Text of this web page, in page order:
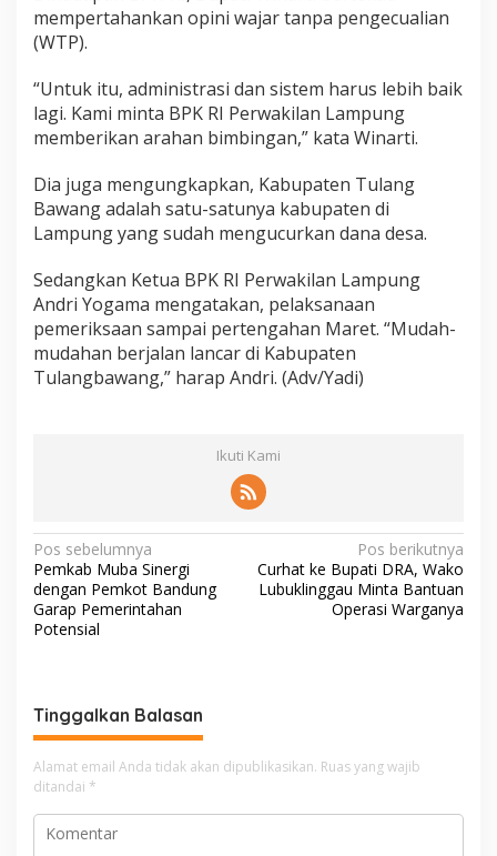
mempertahankan opini wajar tanpa pengecualian
(WTP).
“Untuk itu, administrasi dan sistem harus lebih baik
lagi. Kami minta BPK RI Perwakilan Lampung
memberikan arahan bimbingan,” kata Winarti.
Dia juga mengungkapkan, Kabupaten Tulang
Bawang adalah satu-satunya kabupaten di
Lampung yang sudah mengucurkan dana desa.
Sedangkan Ketua BPK RI Perwakilan Lampung
Andri Yogama mengatakan, pelaksanaan
pemeriksaan sampai pertengahan Maret. “Mudah-
mudahan berjalan lancar di Kabupaten
Tulangbawang,” harap Andri. (Adv/Yadi)
Ikuti Kami
N
a
v
i
a
s
i
p
o
Pos sebelumnya
Pemkab Muba Sinergi
dengan Pemkot Bandung
Garap Pemerintahan
Potensial
Pos berikutnya
Curhat ke Bupati DRA, Wako
Lubuklinggau Minta Bantuan
Operasi Warganya
Tinggalkan Balasan
Alamat email Anda tidak akan dipublikasikan. Ruas yang wajib
ditandai *